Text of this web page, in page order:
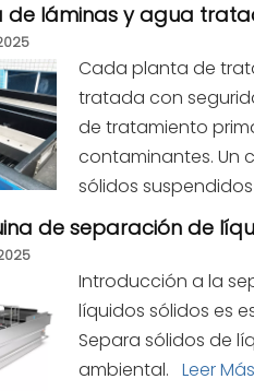
de láminas y agua
Cada planta de
tratada con
de tratamiento
contaminantes. Un
sólidos
de separación de
Introducción a la
líquidos sólidos es
Separa sólidos de
ambiental. Leer